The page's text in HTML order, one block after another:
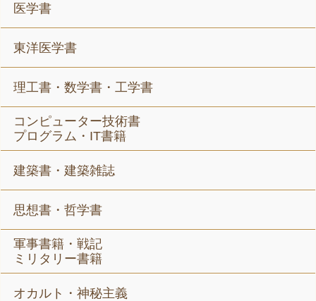
医学書
東洋医学書
理工書・数学書・工学書
コンピューター技術書
プログラム・IT書籍
建築書・建築雑誌
思想書・哲学書
軍事書籍・戦記
ミリタリー書籍
オカルト・神秘主義